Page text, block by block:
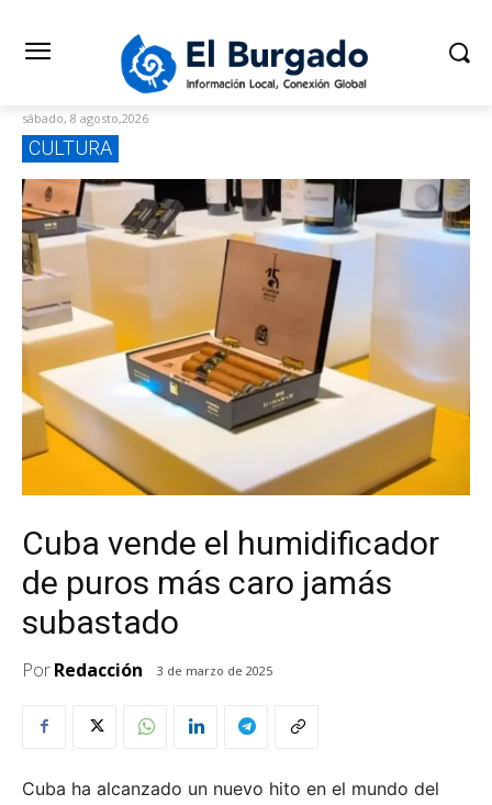
sábado, 8 agosto,2026
CULTURA
Cuba vende el humidificador
de puros más caro jamás
subastado
PorRedacción 3 de marzo de 2025
Cuba ha alcanzado un nuevo hito en el mundo del